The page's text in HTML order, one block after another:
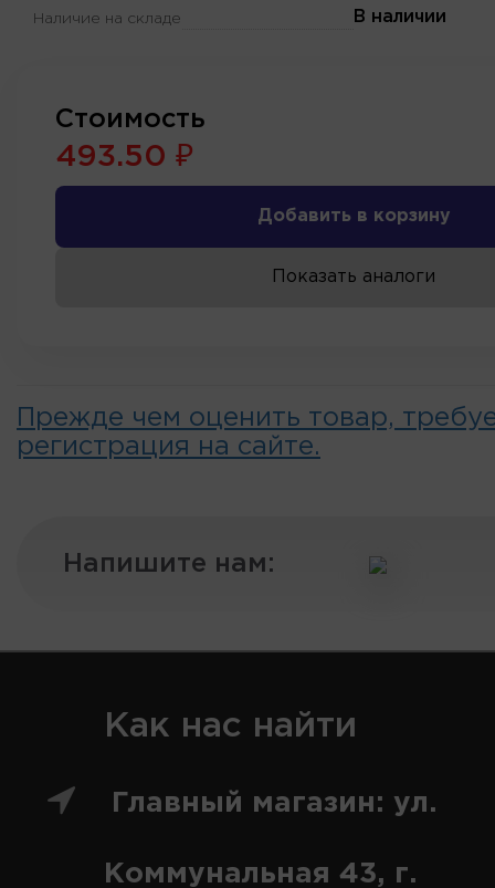
Наличие на складе В наличии
Стоимость
493.50 ₽
Добавить в корзину
Показать аналоги
Прежде чем оценить товар,
регистрация на сайте.
Напишите нам:
Как нас найти
Главный магазин: ул.
Коммунальная 43, г.